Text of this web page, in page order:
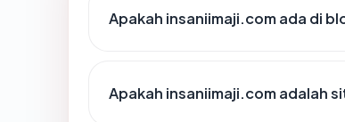
Apakah insaniimaji.com ada di
Apakah insaniimaji.com adalah